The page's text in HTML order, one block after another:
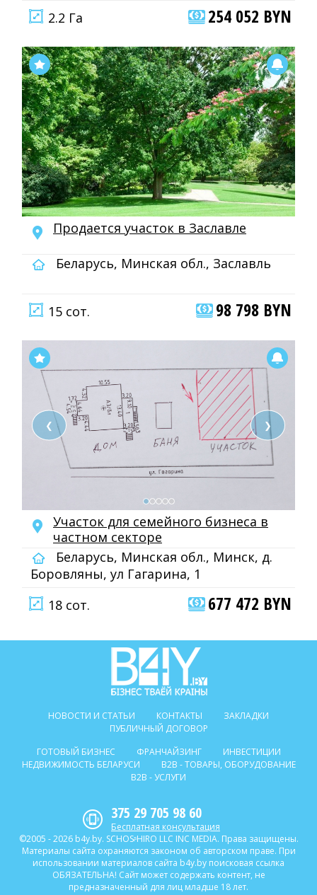
2.2 Га 254 052 BYN
Продается участок в Заславле
Беларусь, Минская обл., Заславль
15 сот. 98 798 BYN
❮ ❯
Участок для семейного бизнеса в
частном секторе
Беларусь, Минская обл., Минск, д.
Боровляны, ул Гагарина, 1
18 сот.
677 472 BYN
НОВОСТИ И СТАТЬИ КОНТАКТЫ
ЗАКЛАДКИ
ПУБЛИЧНЫЙ ДОГОВОР
ГОТОВЫЙ БИЗНЕС
ФРАНЧАЙЗИНГ
ИНВЕСТИЦИИ
НЕДВИЖИМОСТЬ БЕЛАРУСИ
B2B - ТОВАРЫ, ОБОРУДОВАНИЕ
B2B - УСЛУГИ
375 29 705 98 60
Бесплатная консультация
©2005 - 2026 b4y.by. SCHOSᶳHIRO LLC INC MEDIA. Права защищены.
Материалы сайта охраняются законом об авторском праве. При
использовании материалов сайта b4y.by поисковая ссылка
ОБЯЗАТЕЛЬНА! Сайт может содержать контент, не
предназначенный для лиц младше 18 лет.